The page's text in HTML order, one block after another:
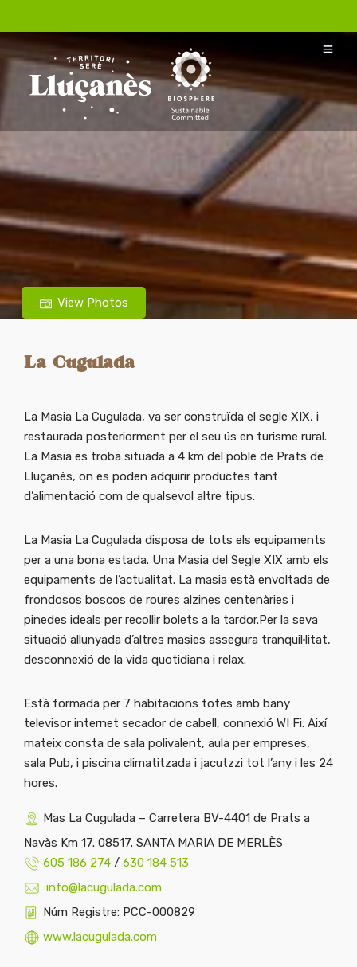
View Photos
La Cugulada
La Masia La Cugulada, va ser construïda el segle XIX, i
restaurada posteriorment per el seu ús en turisme rural.
La Masia es troba situada a 4 km del poble de Prats de
Lluçanès, on es poden adquirir productes tant
d’alimentació com de qualsevol altre tipus.
La Masia La Cugulada disposa de tots els equipaments
per a una bona estada. Una Masia del Segle XIX amb els
equipaments de l’actualitat. La masia està envoltada de
frondosos boscos de roures alzines centenàries i
pinedes ideals per recollir bolets a la tardor.Per la seva
situació allunyada d’altres masies assegura tranquil·litat,
desconnexió de la vida quotidiana i relax.
Està formada per 7 habitacions totes amb bany
televisor internet secador de cabell, connexió WI Fi. Així
mateix consta de sala polivalent, aula per empreses,
sala Pub, i piscina climatitzada i jacutzzi tot l’any i les 24
hores.
Mas La Cugulada – Carretera BV-4401 de Prats a
Navàs Km 17. 08517. SANTA MARIA DE MERLÈS
605 186 274 / 630 184 513
info@lacugulada.com
Núm Registre: PCC-000829
www.lacugulada.com